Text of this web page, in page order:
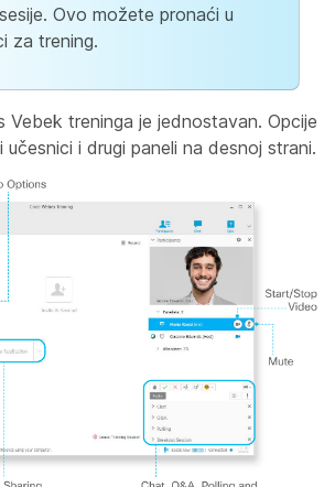
Ovo možete pronaći u
za trening.
Vebek treninga je jednostavan. Opcije
učesnici i drugi paneli na desnoj strani.